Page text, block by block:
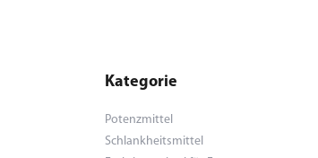
Kategorie
Potenzmittel
Schlankheitsmittel